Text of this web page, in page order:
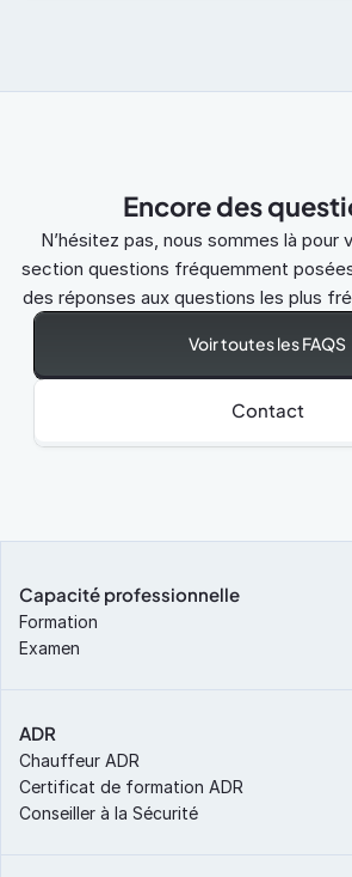
Encore des
N’hésitez pas, nous sommes là pour
section questions fréquemment
des réponses aux questions les plus
Voir toutes les FAQS
Contact
Capacité professionnelle
Formation
Examen
ADR
Chauffeur ADR
Certificat de formation ADR
Conseiller à la Sécurité